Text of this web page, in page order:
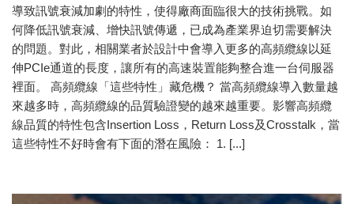
導致訊號衰減加劇的特性，使得廠商面臨很大的技術挑戰。如
何降低訊號衰減、增快訊號傳遞，已成為產業界迫切需要解決
的問題。對此，相關業者於設計中會導入更多的高頻纜線以延
伸PCIe通道的長度，讓所有的高速裝置能夠整合進一台伺服器
裡面。 高頻纜線「這些特性」藏危機？ 當高頻纜線導入數量越
來越多時，高頻纜線的品質驗證變的越來越重要。影響高頻纜
線品質的特性包含Insertion Loss，Return Loss及Crosstalk，當
這些特性不好時會有下面的潛在風險： 1. [...]